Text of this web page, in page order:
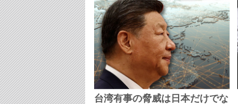
台湾有事の脅威は日本だけでな